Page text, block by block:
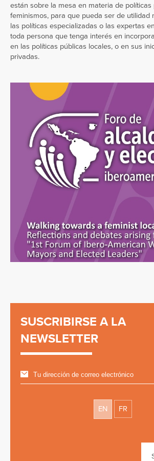
están sobre la mesa en materia de políticas
feminismos, para que pueda ser de utilidad
las políticas especializadas o las expertas
toda persona que tenga interés en
en las políticas públicas locales, o en sus
privadas.
SUSCRIBIRSE A LA
NEWSLETTER
EN FR